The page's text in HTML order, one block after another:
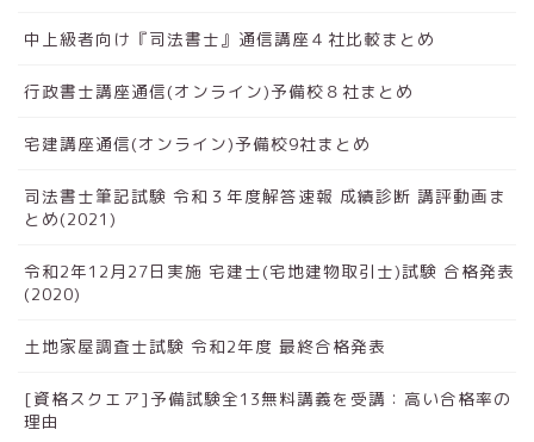
中上級者向け『司法書士』通信講座４社比較まとめ
行政書士講座通信(オンライン)予備校８社まとめ
宅建講座通信(オンライン)予備校9社まとめ
司法書士筆記試験 令和３年度解答速報 成績診断 講評動画ま
とめ(2021)
令和2年12月27日実施 宅建士(宅地建物取引士)試験 合格発表
(2020)
土地家屋調査士試験 令和2年度 最終合格発表
[資格スクエア]予備試験全13無料講義を受講：高い合格率の
理由